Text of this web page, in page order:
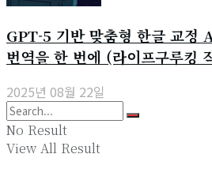
GPT-5 기반 맞춤형 한글 교정
번역을 한 번에 (라이프구루킹
2025년 08월 22일
No Result
View All Result